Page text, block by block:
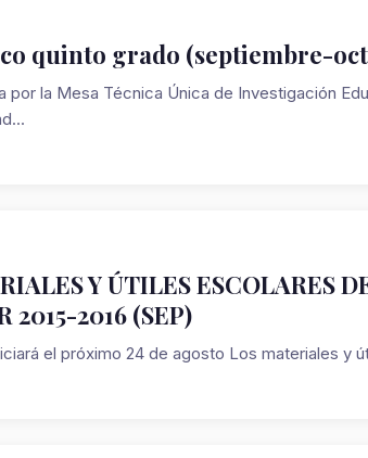
quinto grado (septiembre-
por la Mesa Técnica Única de Investigación
Y ÚTILES ESCOLARES
2015-2016 (SEP)
el próximo 24 de agosto Los materiales y